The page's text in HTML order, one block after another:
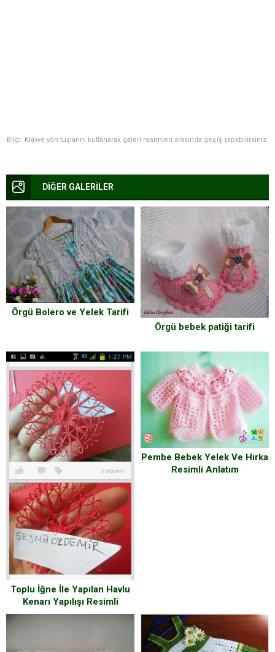
Bilgi: Klavye yön tuşlarını kullanarak galeri resimleri arasında geçiş yapabilirsiniz.
DİĞER GALERİLER
Örgü Bolero ve Yelek Tarifi
Örgü bebek patiği tarifi
Toplu İğne İle Yapılan Havlu
Kenarı Yapılışı Resimli
Anlatım
Pembe Bebek Yelek Ve Hırka
Resimli Anlatım